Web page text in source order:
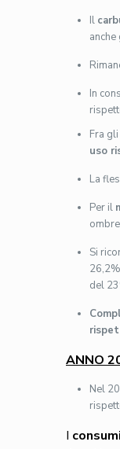
Il
In
Fra
uso
La
Per il
Si
del
ANNO
Nel
I